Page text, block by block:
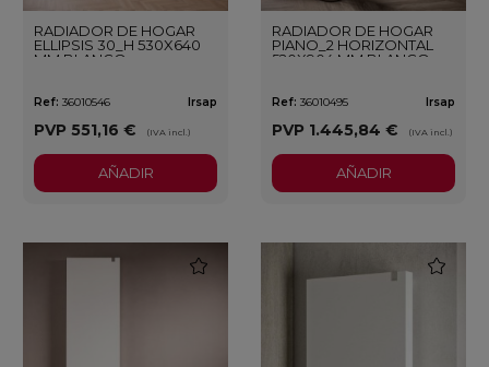
RADIADOR DE HOGAR
ELLIPSIS 30_H 530X640
MM BLANCO
Ref: 36010546 Irsap
PVP 551,16 € (IVA incl.)
AÑADIR
RADIADOR DE HOGAR
PIANO_2 HORIZONTAL
520X904 MM BLANCO
Ref: 36010495 Irsap
PVP 1.445,84 € (IVA incl.)
AÑADIR